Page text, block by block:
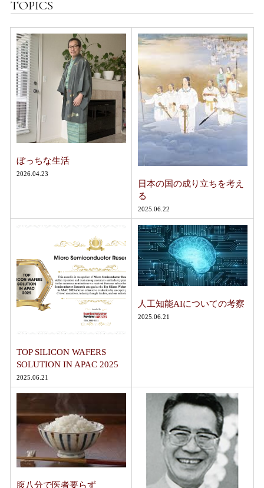
TOPICS
ぼっちな生活
2026.04.23
日本の国の成り立ちを考え
る
2025.06.22
TOP SILICON WAFERS
SOLUTION IN APAC 2025
2025.06.21
人工知能AIについての考察
2025.06.21
腹八分で医者要らず